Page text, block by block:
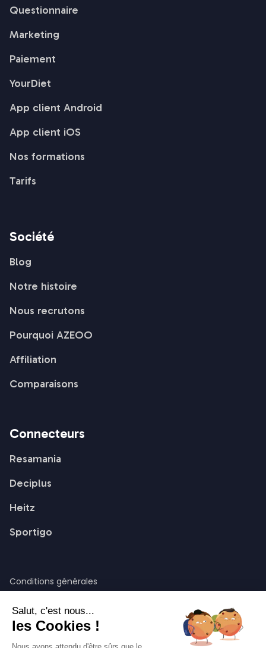
Questionnaire
Marketing
Paiement
YourDiet
App client Android
App client iOS
Nos formations
Tarifs
Société
Blog
Notre histoire
Nous recrutons
Pourquoi AZEOO
Affiliation
Comparaisons
Connecteurs
Resamania
Deciplus
Heitz
Sportigo
Conditions générales
Confidentialité
Salut, c'est nous...
les Cookies !
Nous avons attendu d'être sûrs que le